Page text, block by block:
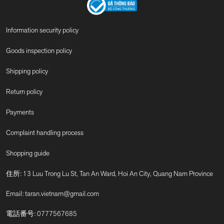
Information security policy
Goods inspection policy
Shipping policy
Return policy
Payments
Complaint handling process
Shopping guide
住所: 13 Luu Trong Lu St, Tan An Ward, Hoi An City, Quang Nam Province
Email:taran.vietnam@gmail.com
電話番号:0777567685